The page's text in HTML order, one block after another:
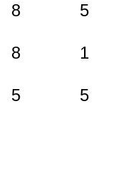
8 5
8 1
5 5